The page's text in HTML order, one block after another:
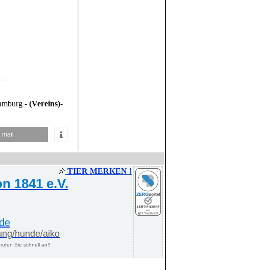
- (Vereins)-
mail
TIER MERKEN !
1841 e.V.
hunde/aiko
Sie schnell an!!